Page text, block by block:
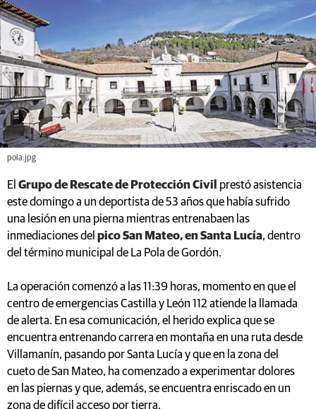
pola.jpg
El Grupo de Rescate de Protección Civil prestó asistencia
este domingo a un deportista de 53 años que había sufrido
una lesión en una pierna mientras entrenabaen las
inmediaciones del pico San Mateo, en Santa Lucía, dentro
del término municipal de La Pola de Gordón.
La operación comenzó a las 11:39 horas, momento en que el
centro de emergencias Castilla y León 112 atiende la llamada
de alerta. En esa comunicación, el herido explica que se
encuentra entrenando carrera en montaña en una ruta desde
Villamanín, pasando por Santa Lucía y que en la zona del
cueto de San Mateo, ha comenzado a experimentar dolores
en las piernas y que, además, se encuentra enriscado en un
zona de difícil acceso por tierra.